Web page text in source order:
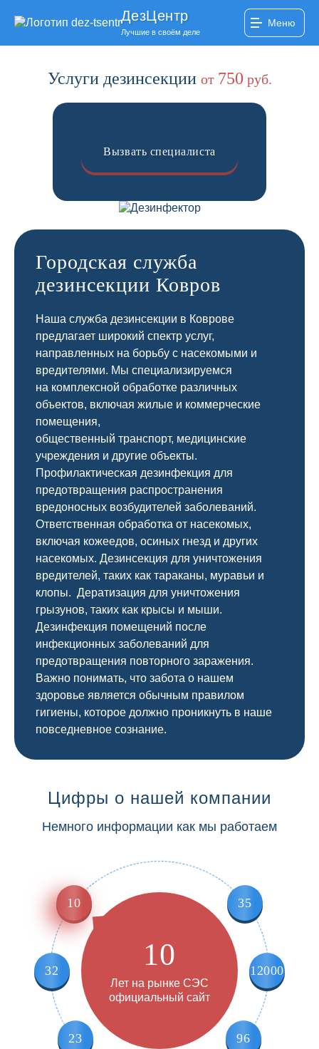
ДезЦентр
Лучшие в своём деле
Меню
Услуги дезинсекции от 750 руб.
Вызвать специалиста
Городская служба
дезинсекции Ковров
Наша служба дезинсекции в Коврове
предлагает широкий спектр услуг,
направленных на борьбу с насекомыми и
вредителями. Мы специализируемся
на комплексной обработке различных
объектов, включая жилые и коммерческие
помещения,
общественный транспорт, медицинские
учреждения и другие объекты.
Профилактическая дезинфекция для
предотвращения распространения
вредоносных возбудителей заболеваний.
Ответственная обработка от насекомых,
включая кожеедов, осиных гнезд и других
насекомых. Дезинсекция для уничтожения
вредителей, таких как тараканы, муравьи и
клопы. Дератизация для уничтожения
грызунов, таких как крысы и мыши.
Дезинфекция помещений после
инфекционных заболеваний для
предотвращения повторного заражения.
Важно понимать, что забота о нашем
здоровье является обычным правилом
гигиены, которое должно проникнуть в наше
повседневное сознание.
Цифры о нашей компании
Немного информации как мы работаем
10 35
12000
96
23
32 10
Лет на рынке СЭС
официальный сайт